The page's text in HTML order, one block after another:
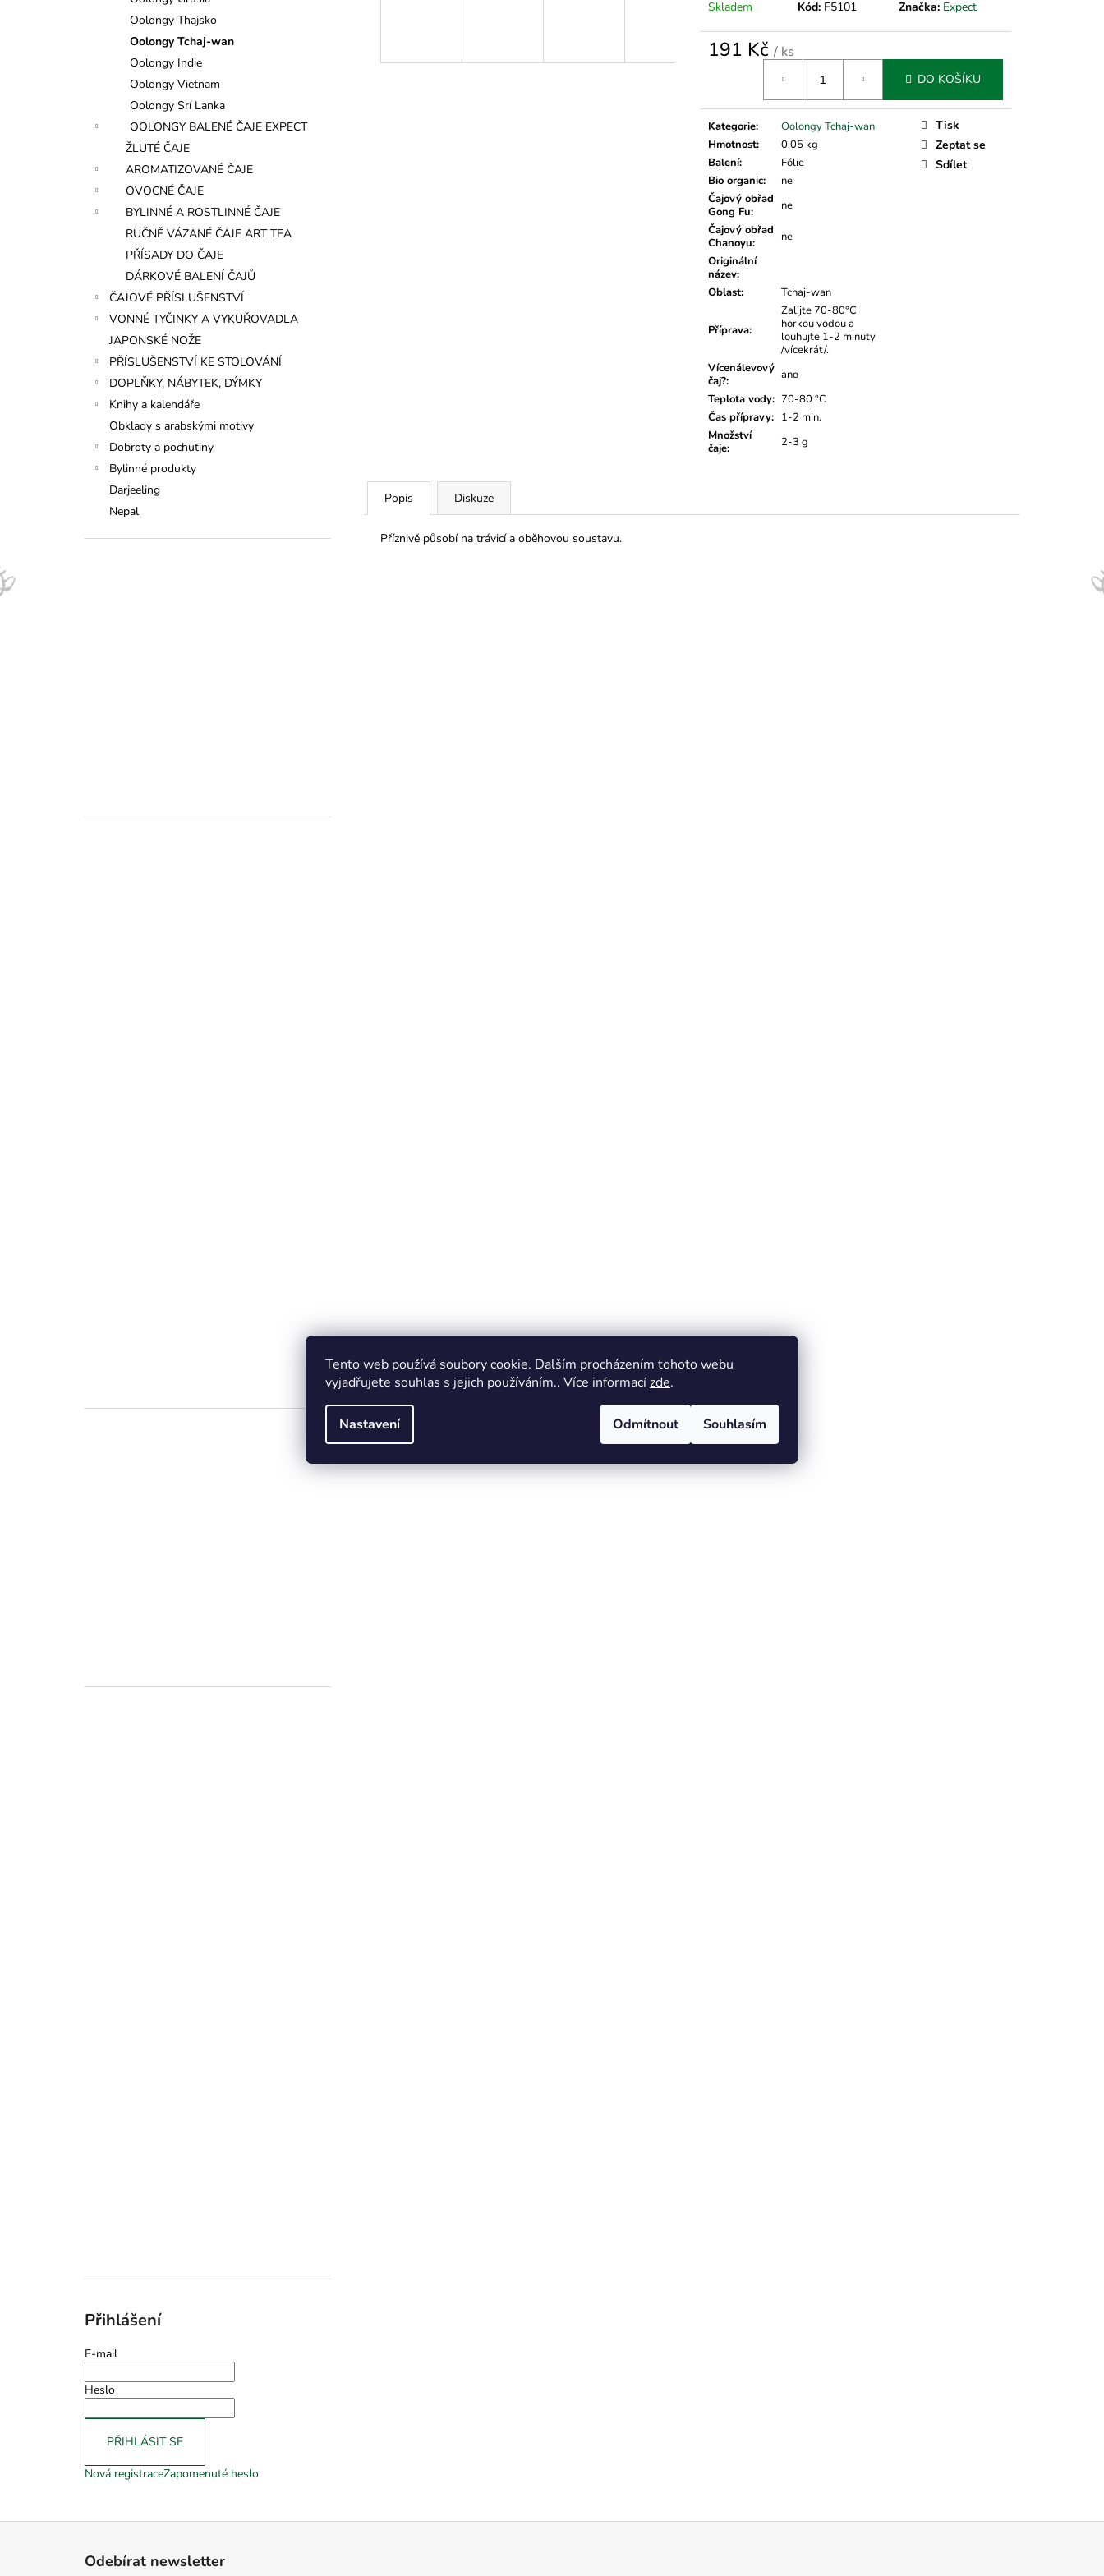
Tento web používá soubory cookie. Dalším procházením tohoto webu
vyjadřujete souhlas s jejich používáním.. Více informacízde.
Nastavení Odmítnout Souhlasím
Oolongy Thajsko
Oolongy Tchaj-wan
Oolongy Indie
Oolongy Vietnam
Oolongy Srí Lanka
OOLONGY BALENÉ ČAJE EXPECT
ŽLUTÉ ČAJE
AROMATIZOVANÉ ČAJE
OVOCNÉ ČAJE
BYLINNÉ A ROSTLINNÉ ČAJE
RUČNĚ VÁZANÉ ČAJE ART TEA
PŘÍSADY DO ČAJE
DÁRKOVÉ BALENÍ ČAJŮ
ČAJOVÉ PŘÍSLUŠENSTVÍ
VONNÉ TYČINKY A VYKUŘOVADLA
JAPONSKÉ NOŽE
PŘÍSLUŠENSTVÍ KE STOLOVÁNÍ
DOPLŇKY, NÁBYTEK, DÝMKY
Knihy a kalendáře
Obklady s arabskými motivy
Dobroty a pochutiny
Bylinné produkty
Darjeeling
Nepal
Přihlášení
E-mail
Heslo
PŘIHLÁSIT SE
Nová registraceZapomenuté heslo
Skladem Kód: F5101 Značka: Expect
191 Kč / ks
DO KOŠÍKU
Kategorie:
Oolongy Tchaj-wan
Hmotnost:
0.05 kg
Balení:
Fólie
Bio organic:
ne
Čajový obřad
Gong Fu:
ne
Čajový obřad
Chanoyu:
ne
Originální
název:
Oblast: Tchaj-wan
Příprava:
Zalijte 70-80°C
horkou vodou a
louhujte 1-2 minuty
/vícekrát/.
Vícenálevový
čaj?:
ano
Teplota vody: 70-80 °C
Čas přípravy: 1-2 min.
Množství
čaje: 2-3 g
Tisk
Zeptat se
Sdílet
Popis Diskuze
Příznivě působí na trávicí a oběhovou soustavu.
Odebírat newsletter